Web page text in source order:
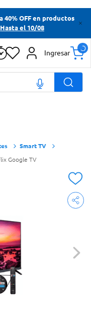
40% OFF en productos
Hasta el 10/08
Ingresar
Smart TV
Google TV